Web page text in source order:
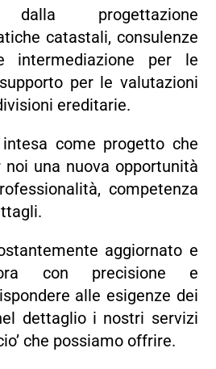
dalla progettazione
catastali, consulenze
intermediazione per le
per le valutazioni
ereditarie.
come progetto che
noi una nuova opportunità
competenza
aggiornato e
con precisione e
alle esigenze dei
dettaglio i nostri servizi
che possiamo offrire.